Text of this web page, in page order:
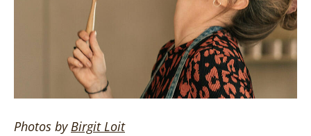
Photos byBirgitLoit